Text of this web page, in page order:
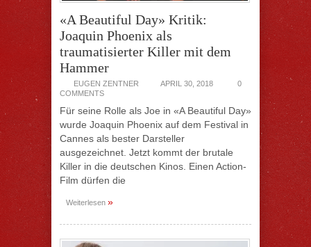
«A Beautiful Day» Kritik:
Joaquin Phoenix als
traumatisierter Killer mit dem
Hammer
EUGEN ZENTNER APRIL 30, 2018
0
COMMENTS
Für seine Rolle als Joe in «A Beautiful Day»
wurde Joaquin Phoenix auf dem Festival in
Cannes als bester Darsteller
ausgezeichnet. Jetzt kommt der brutale
Killer in die deutschen Kinos. Einen Action-
Film dürfen die
Weiterlesen »